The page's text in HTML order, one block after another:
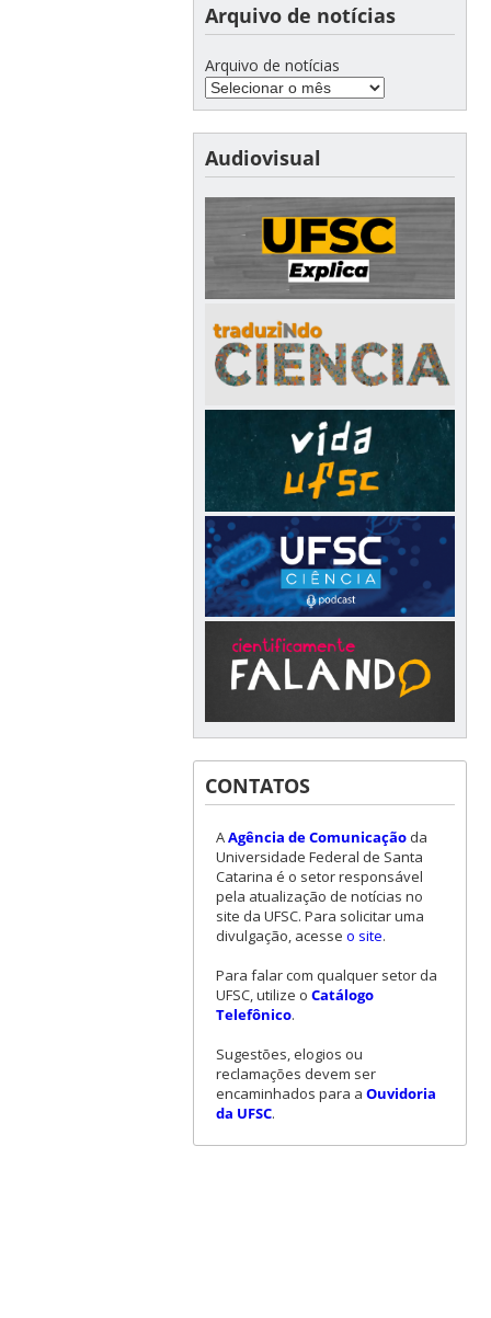
Arquivo de notícias
Arquivo de notícias
Audiovisual
CONTATOS
AAgência de Comunicaçãoda
Universidade Federal de Santa
Catarina é o setor responsável
pela atualização de notícias no
site da UFSC. Para solicitar uma
divulgação, acesse o site.
Para falar com qualquer setor da
UFSC, utilize o Catálogo
Telefônico.
Sugestões, elogios ou
reclamações devem ser
encaminhados para a Ouvidoria
da UFSC.